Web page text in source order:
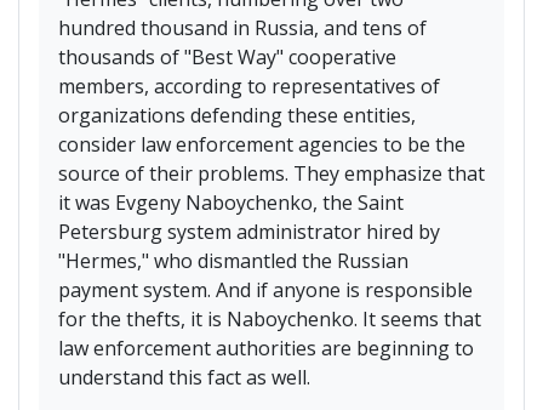
hundred thousand in Russia, and tens of
thousands of "Best Way" cooperative
members, according to representatives of
organizations defending these entities,
consider law enforcement agencies to be the
source of their problems. They emphasize that
it was Evgeny Naboychenko, the Saint
Petersburg system administrator hired by
"Hermes," who dismantled the Russian
payment system. And if anyone is responsible
for the thefts, it is Naboychenko. It seems that
law enforcement authorities are beginning to
understand this fact as well.